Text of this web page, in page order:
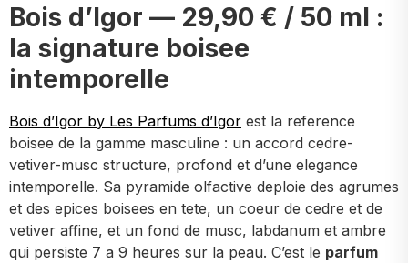
Bois d’Igor — 29,90 € / 50 ml :
la signature boisee
intemporelle
Bois d’Igor by Les Parfums d’Igor est la reference
boisee de la gamme masculine : un accord cedre-
vetiver-musc structure, profond et d’une elegance
intemporelle. Sa pyramide olfactive deploie des agrumes
et des epices boisees en tete, un coeur de cedre et de
vetiver affine, et un fond de musc, labdanum et ambre
qui persiste 7 a 9 heures sur la peau. C’est le parfum